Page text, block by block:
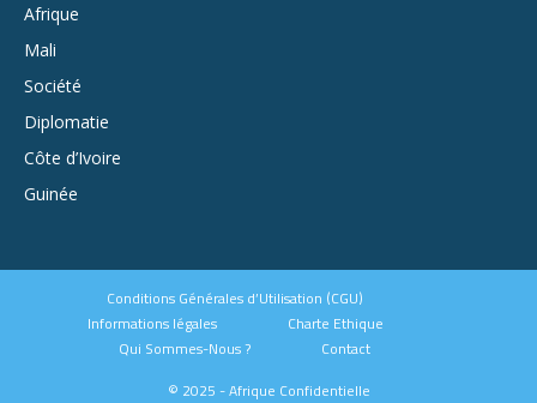
Afrique
Mali
Société
Diplomatie
Côte d’Ivoire
Guinée
Conditions Générales d’Utilisation (CGU)
Informations légales
Charte Ethique
Qui Sommes-Nous ?
Contact
© 2025 - Afrique Confidentielle